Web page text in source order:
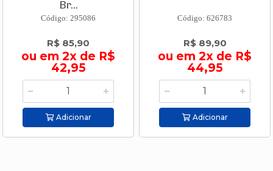
Br...
Código: 295086
R$ 85,90
ou em 2x de R$
42,95
Adicionar
Código: 626783
R$ 89,90
ou em 2x de R$
44,95
Adicionar